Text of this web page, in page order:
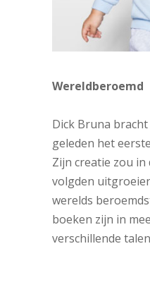
Wereldberoemd
Dick Bruna
geleden het
Zijn creatie zou in
volgden
werelds
boeken zijn in
verschillende